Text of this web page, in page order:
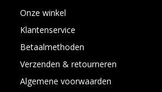
Onze winkel
Klantenservice
Betaalmethoden
Verzenden & retourneren
Algemene voorwaarden